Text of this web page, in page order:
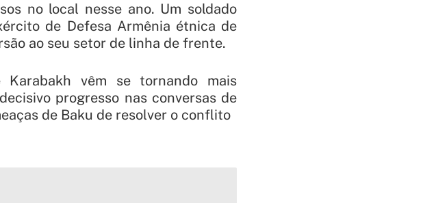
no local nesse ano. Um soldado
de Defesa Armênia étnica de
ao seu setor de linha de frente.
vêm se tornando mais
progresso nas conversas de
de Baku de resolver o conflito